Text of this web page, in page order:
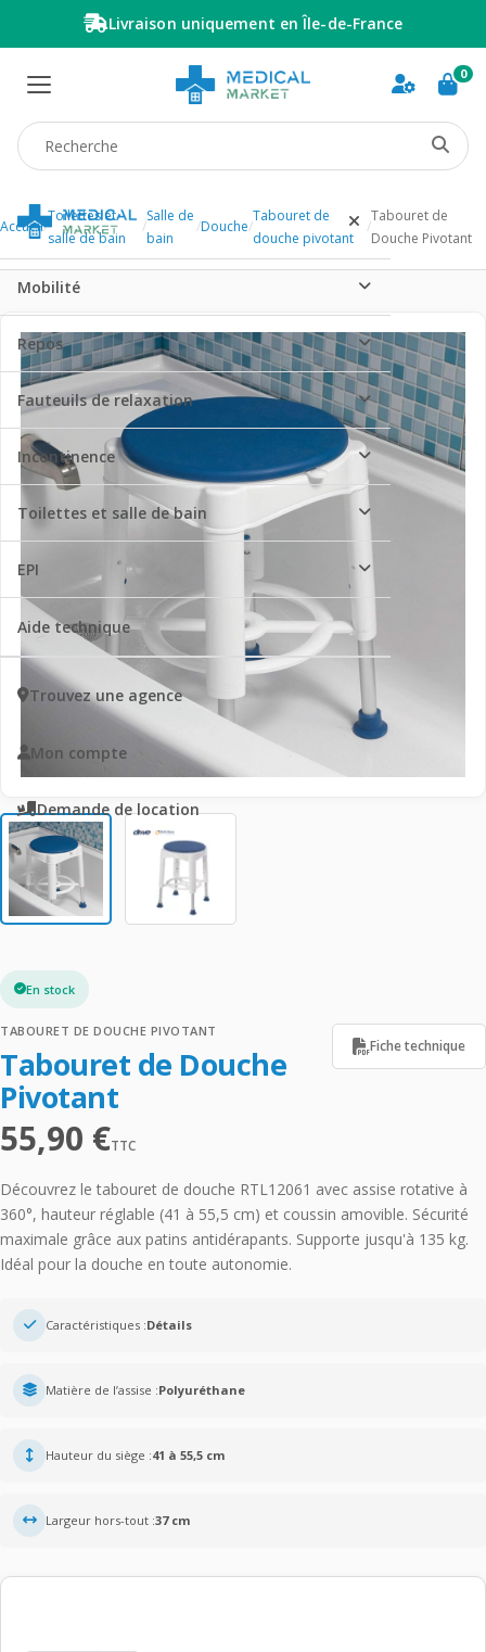
Livraison uniquement en Île-de-France
Recherche produit
0
Mobilité
Repos
Fauteuils de relaxation
Incontinence
Toilettes et salle de bain
EPI
Aide technique
Trouvez une agence
Mon compte
Demande de location
Accueil/
Toilettes et
salle de bain
/
Salle de
bain
/Douche/
Tabouret de
douche pivotant
/
Tabouret de
Douche Pivotant
En stock
TABOURET DE DOUCHE PIVOTANT
Tabouret de Douche
Pivotant
Fiche technique
55,90 €TTC
Découvrez le tabouret de douche RTL12061 avec assise rotative à
360°, hauteur réglable (41 à 55,5 cm) et coussin amovible. Sécurité
maximale grâce aux patins antidérapants. Supporte jusqu'à 135 kg.
Idéal pour la douche en toute autonomie.
Caractéristiques :Détails
Matière de l’assise :Polyuréthane
Hauteur du siège :41 à 55,5 cm
Largeur hors-tout :37 cm